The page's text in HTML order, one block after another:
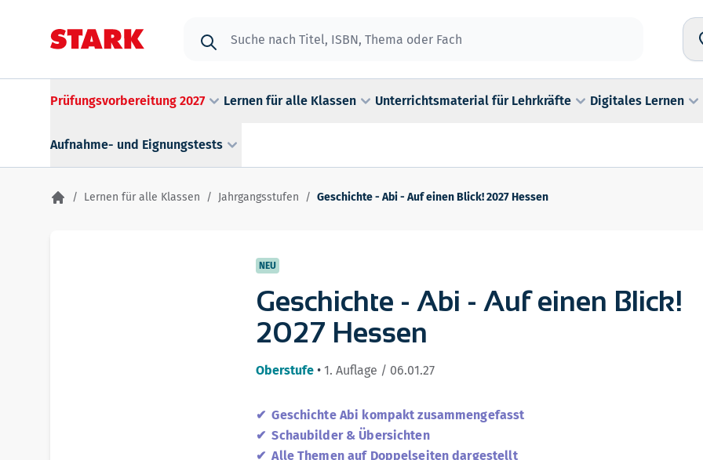
Prüfungsvorbereitung 2027 Lernen für alle Klassen Unterrichtsmaterial für Lehrkräfte Digitales Lernen
Aufnahme- und Eignungstests
/ Lernen für alle Klassen / Jahrgangsstufen / Geschichte - Abi - Auf einen Blick! 2027 Hessen
NEU
Geschichte - Abi - Auf einen Blick!
2027 Hessen
Oberstufe •1. Auflage / 06.01.27
Geschichte Abi kompakt zusammengefasst
Schaubilder & Übersichten
Alle Themen auf Doppelseiten dargestellt